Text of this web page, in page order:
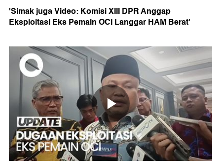
'Simak juga Video: Komisi XIII DPR Anggap
Eksploitasi Eks Pemain OCI Langgar HAM Berat'